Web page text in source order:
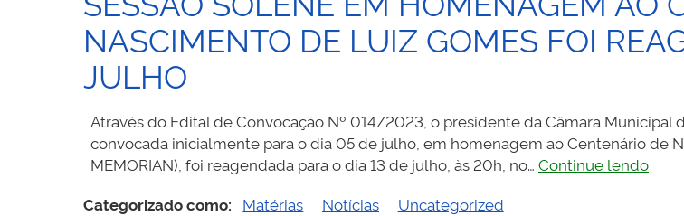
NASCIMENTO DE LUIZ GOMES FOI
JULHO
Através do Edital de Convocação Nº 014/2023, o presidente da Câmara Municipal
convocada inicialmente para o dia 05 de julho, em homenagem ao Centenário de
MEMORIAN), foi reagendada para o dia 13 de julho, às 20h, no… Continue lendo
Categorizado como: Matérias Notícias Uncategorized